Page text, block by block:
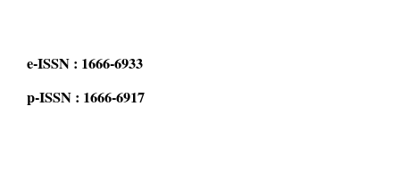
e-ISSN : 1666-6933
p-ISSN : 1666-6917